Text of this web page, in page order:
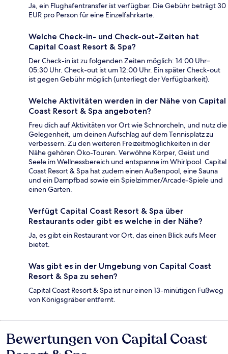
Ja, ein Flughafentransfer ist verfügbar. Die Gebühr beträgt 30
EUR pro Person für eine Einzelfahrkarte.
Welche Check-in- und Check-out-Zeiten hat
Capital Coast Resort & Spa?
Der Check-in ist zu folgenden Zeiten möglich: 14:00 Uhr–
05:30 Uhr. Check-out ist um 12:00 Uhr. Ein später Check-out
ist gegen Gebühr möglich (unterliegt der Verfügbarkeit).
Welche Aktivitäten werden in der Nähe von Capital
Coast Resort & Spa angeboten?
Freu dich auf Aktivitäten vor Ort wie Schnorcheln, und nutz die
Gelegenheit, um deinen Aufschlag auf dem Tennisplatz zu
verbessern. Zu den weiteren Freizeitmöglichkeiten in der
Nähe gehören Öko-Touren. Verwöhne Körper, Geist und
Seele im Wellnessbereich und entspanne im Whirlpool. Capital
Coast Resort & Spa hat zudem einen Außenpool, eine Sauna
und ein Dampfbad sowie ein Spielzimmer/Arcade-Spiele und
einen Garten.
Verfügt Capital Coast Resort & Spa über
Restaurants oder gibt es welche in der Nähe?
Ja, es gibt ein Restaurant vor Ort, das einen Blick aufs Meer
bietet.
Was gibt es in der Umgebung von Capital Coast
Resort & Spa zu sehen?
Capital Coast Resort & Spa ist nur einen 13-minütigen Fußweg
von Königsgräber entfernt.
Bewertungen
Bewertungen von Capital Coast